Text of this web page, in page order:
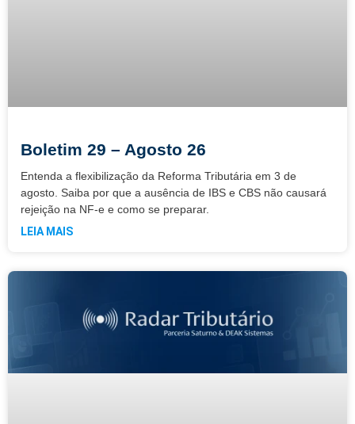
Boletim 29 – Agosto 26
Entenda a flexibilização da Reforma Tributária em 3 de
agosto. Saiba por que a ausência de IBS e CBS não causará
rejeição na NF-e e como se preparar.
LEIA MAIS